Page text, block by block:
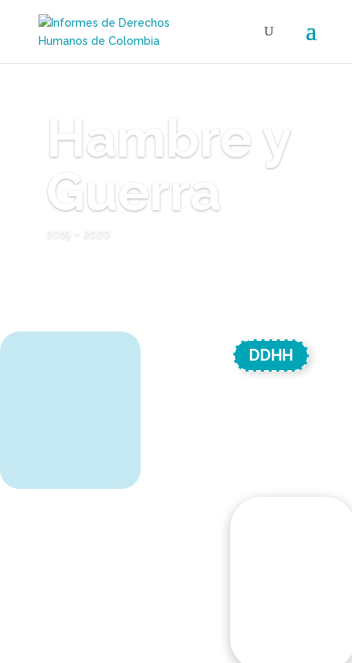
Hambre y
Guerra
2019 – 2020
DDHH